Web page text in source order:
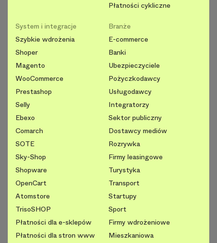
Płatności cykliczne
System i integracje
Szybkie wdrożenia
Shoper
Magento
WooCommerce
Prestashop
Selly
Ebexo
Comarch
SOTE
Sky-Shop
Shopware
OpenCart
Atomstore
TrisoSHOP
Płatności dla e-sklepów
Płatności dla stron www
Branże
E-commerce
Banki
Ubezpieczyciele
Pożyczkodawcy
Usługodawcy
Integratorzy
Sektor publiczny
Dostawcy mediów
Rozrywka
Firmy leasingowe
Turystyka
Transport
Startupy
Sport
Firmy wdrożeniowe
Mieszkaniowa